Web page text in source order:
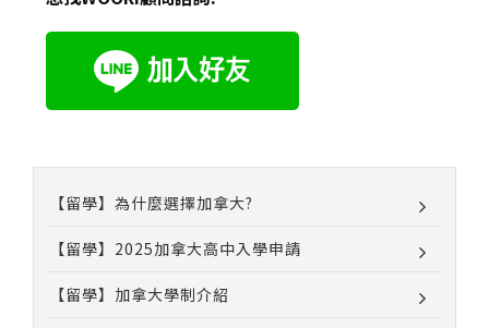
【留學】為什麼選擇加拿大?
【留學】2025加拿大高中入學申請
【留學】加拿大學制介紹